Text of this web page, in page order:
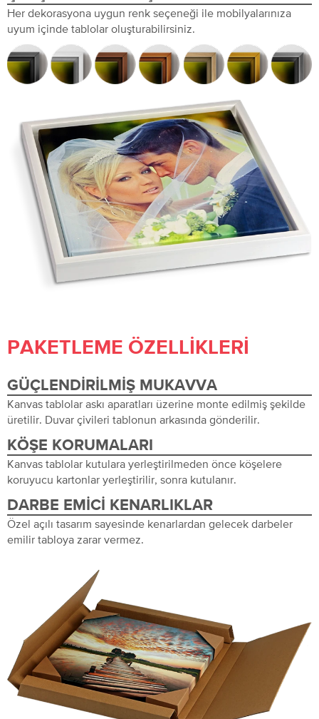
Her dekorasyona uygun renk seçeneği ile mobilyalarınıza
uyum içinde tablolar oluşturabilirsiniz.
PAKETLEME ÖZELLIKLERI
GÜÇLENDIRILMIŞ MUKAVVA
Kanvas tablolar askı aparatları üzerine monte edilmiş şekilde
üretilir. Duvar çivileri tablonun arkasında gönderilir.
KÖŞE KORUMALARI
Kanvas tablolar kutulara yerleştirilmeden önce köşelere
koruyucu kartonlar yerleştirilir, sonra kutulanır.
DARBE EMICI KENARLIKLAR
Özel açılı tasarım sayesinde kenarlardan gelecek darbeler
emilir tabloya zarar vermez.